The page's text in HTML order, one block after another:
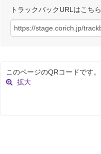
トラックバックURLはこちら
このページのQRコードです。
拡大